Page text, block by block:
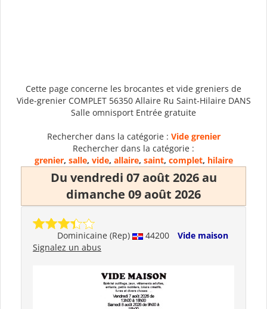
Cette page concerne les brocantes et vide greniers de
Vide-grenier COMPLET 56350 Allaire Ru Saint-Hilaire DANS
Salle omnisport Entrée gratuite
Rechercher dans la catégorie : Vide grenier
Rechercher dans la catégorie :
grenier, salle, vide, allaire, saint, complet, hilaire
Du vendredi 07 août 2026 au
dimanche 09 août 2026
Dominicaine (Rep) 44200
Vide maison
Signalez un abus